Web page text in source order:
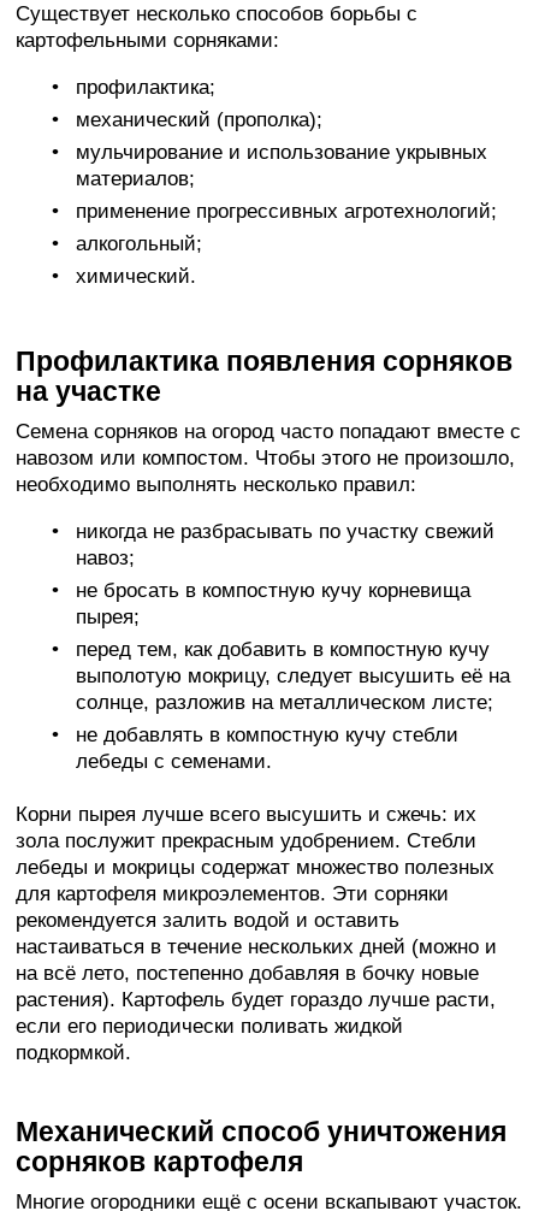
Существует несколько способов борьбы с
картофельными сорняками:
профилактика;
механический (прополка);
мульчирование и использование укрывных
материалов;
применение прогрессивных агротехнологий;
алкогольный;
химический.
Профилактика появления сорняков
на участке
Семена сорняков на огород часто попадают вместе с
навозом или компостом. Чтобы этого не произошло,
необходимо выполнять несколько правил:
никогда не разбрасывать по участку свежий
навоз;
не бросать в компостную кучу корневища
пырея;
перед тем, как добавить в компостную кучу
выполотую мокрицу, следует высушить её на
солнце, разложив на металлическом листе;
не добавлять в компостную кучу стебли
лебеды с семенами.
Корни пырея лучше всего высушить и сжечь: их
зола послужит прекрасным удобрением. Стебли
лебеды и мокрицы содержат множество полезных
для картофеля микроэлементов. Эти сорняки
рекомендуется залить водой и оставить
настаиваться в течение нескольких дней (можно и
на всё лето, постепенно добавляя в бочку новые
растения). Картофель будет гораздо лучше расти,
если его периодически поливать жидкой
подкормкой.
Механический способ уничтожения
сорняков картофеля
Многие огородники ещё с осени вскапывают участок.